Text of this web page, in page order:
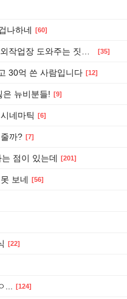
나하네 [60]
와주는 짓은 좀 아니지않냐? [35]
30억 쓴 사람입니다 [12]
은 뉴비분들! [9]
네마틱 [6]
까? [7]
점이 있는데 [201]
보네 [56]
[22]
[124]